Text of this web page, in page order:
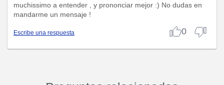
muchissimo a entender , y prononciar mejor :) No dudas en
mandarme un mensaje !
Escribe una respuesta 0